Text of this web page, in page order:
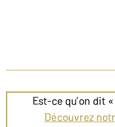
Est-ce qu’on dit
Découvrez